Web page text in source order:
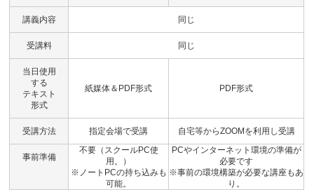
講義内容 同じ
受講料 同じ
当日使用
する
テキスト
形式
紙媒体＆PDF形式 PDF形式
受講方法 指定会場で受講 自宅等からZOOMを利用し受講
事前準備
不要（スクールPC使
用。）
※ノートPCの持ち込みも
可能。
PCやインターネット環境の準備が
必要です
※事前の環境構築が必要な講座もあ
り。